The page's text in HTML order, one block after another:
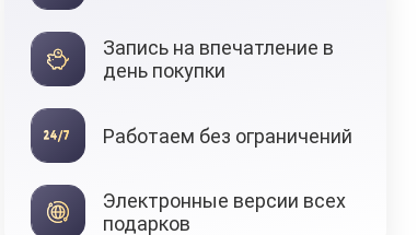
Подарочные
Запись на впечатление в
день покупки
Работаем без ограничений
Электронные версии всех
подарков